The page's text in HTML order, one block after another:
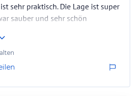
sehr praktisch. Die Lage ist super
sauber und sehr schön